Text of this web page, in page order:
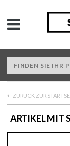
ZURÜCK ZUR
ARTIKEL MIT